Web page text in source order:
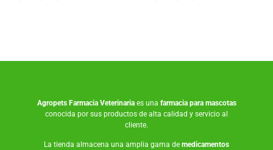
Agropets Farmacia Veterinariaes una farmacia para mascotas
conocida por sus productos de alta calidad y servicio al
cliente.
La tienda almacena una amplia gama de medicamentos